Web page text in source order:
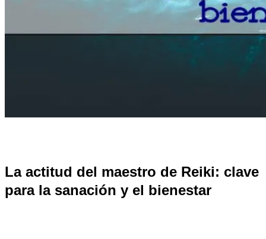
La actitud del maestro de Reiki: clave
para la sanación y el bienestar